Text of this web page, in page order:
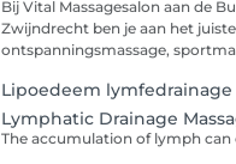
Bij Vital Massagesalon aan de
Zwijndrecht ben je aan het
ontspanningsmassage,
Lipoedeem lymfedrainage
Lymphatic Drainage